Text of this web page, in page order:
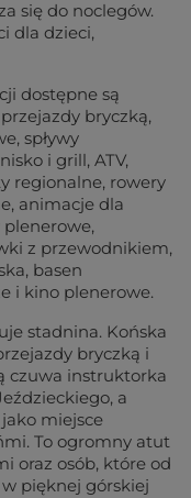
się do noclegów.
dla dzieci,
dostępne są
bryczką,
spływy
i grill, ATV,
regionalne, rowery
animacje dla
plenerowe,
z przewodnikiem,
basen
i kino plenerowe.
stadnina. Końska
bryczką i
czuwa instruktorka
a
miejsce
To ogromny atut
oraz osób, które od
pięknej górskiej